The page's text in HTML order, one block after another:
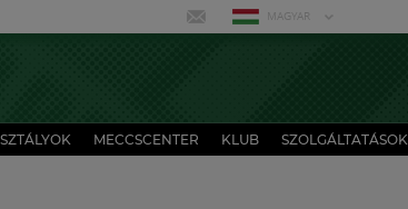
MAGYAR
MECCSCENTER KLUB SZOLGÁLTATÁSOK